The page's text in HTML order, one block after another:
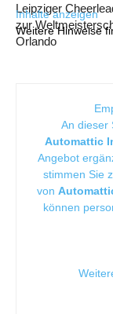
Inhalte anzeigen
Weitere Hinweise
Leipziger
zur
Orlando
An dieser
Automattic
Angebot
stimmen Sie
von
können